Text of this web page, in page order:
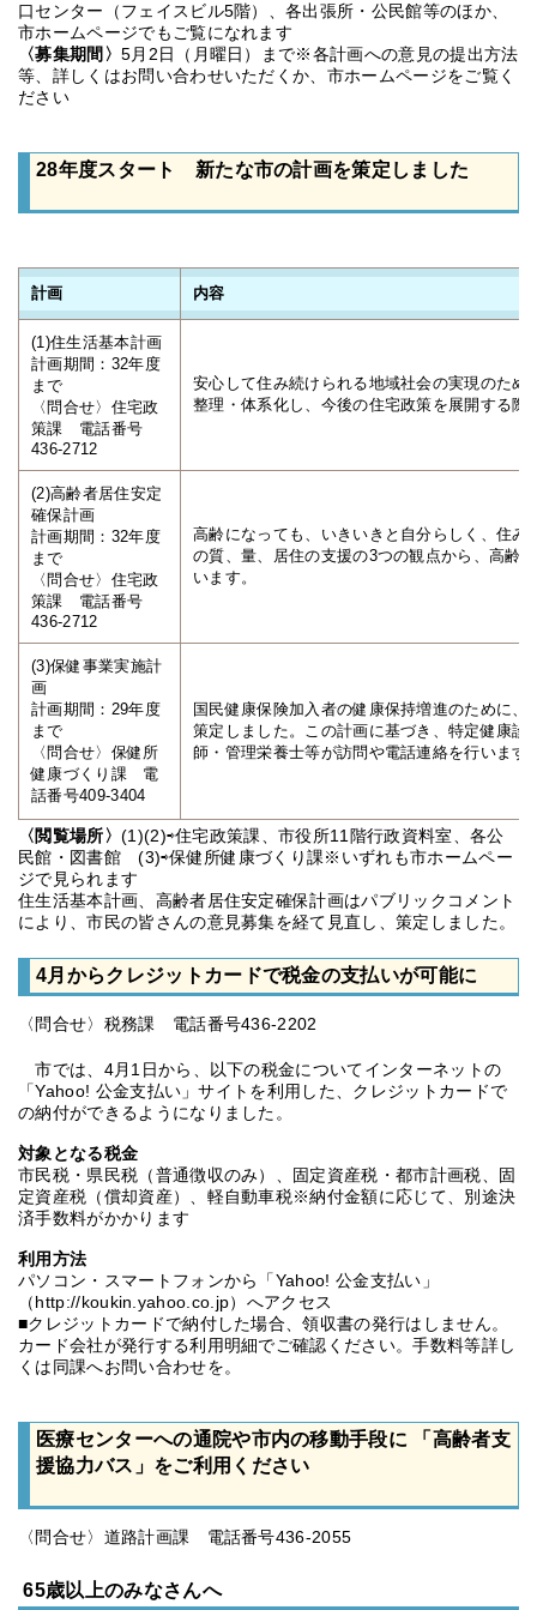
口センター（フェイスビル5階）、各出張所・公民館等のほか、
市ホームページでもご覧になれます
〈募集期間〉 5月2日（月曜日）まで※各計画への意見の提出方法
等、詳しくはお問い合わせいただくか、市ホームページをご覧く
ださい
28年度スタート 新たな市の計画を策定しました
計画 内容
(1)住生活基本計画
計画期間：32年度
まで
〈問合せ〉住宅政
策課 電話番号
436-2712
安心して住み続けられる地域社会の実現のた
整理・体系化し、今後の住宅政策を展開する際
(2)高齢者居住安定
確保計画
計画期間：32年度
まで
〈問合せ〉住宅政
策課 電話番号
436-2712
高齢になっても、いきいきと自分らしく、住
の質、量、居住の支援の3つの観点から、高齢
います。
(3)保健事業実施計
画
計画期間：29年度
まで
〈問合せ〉保健所
健康づくり課 電
話番号409-3404
国民健康保険加入者の健康保持増進のために
策定しました。この計画に基づき、特定健康
師・管理栄養士等が訪問や電話連絡を行います
〈閲覧場所〉 (1)(2)⇨住宅政策課、市役所11階行政資料室、各公
民館・図書館 (3)⇨保健所健康づくり課※いずれも市ホームペー
ジで見られます
住生活基本計画、高齢者居住安定確保計画はパブリックコメント
により、市民の皆さんの意見募集を経て見直し、策定しました。
4月からクレジットカードで税金の支払いが可能に
〈問合せ〉税務課 電話番号436-2202
市では、4月1日から、以下の税金についてインターネットの
「Yahoo! 公金支払い」サイトを利用した、クレジットカードで
の納付ができるようになりました。
対象となる税金
市民税・県民税（普通徴収のみ）、固定資産税・都市計画税、固
定資産税（償却資産）、軽自動車税※納付金額に応じて、別途決
済手数料がかかります
利用方法
パソコン・スマートフォンから「Yahoo! 公金支払い」
（http://koukin.yahoo.co.jp）へアクセス
■クレジットカードで納付した場合、領収書の発行はしません。
カード会社が発行する利用明細でご確認ください。手数料等詳し
くは同課へお問い合わせを。
医療センターへの通院や市内の移動手段に 「高齢者支
援協力バス」をご利用ください
〈問合せ〉道路計画課 電話番号436-2055
65歳以上のみなさんへ